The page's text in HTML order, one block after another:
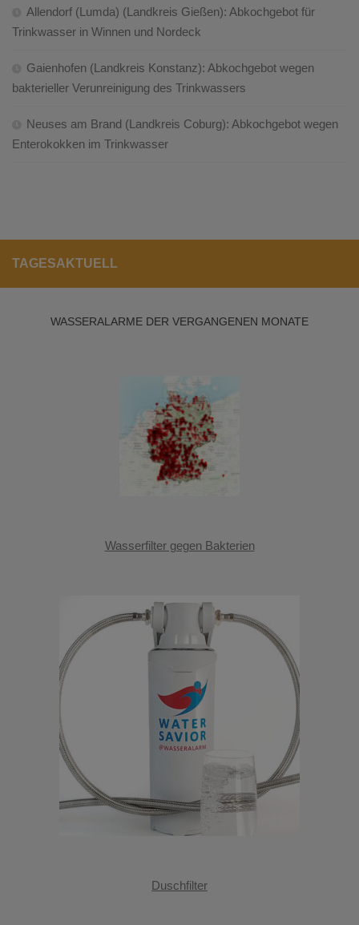
Allendorf (Lumda) (Landkreis Gießen): Abkochgebot für
Trinkwasser in Winnen und Nordeck
Gaienhofen (Landkreis Konstanz): Abkochgebot wegen
bakterieller Verunreinigung des Trinkwassers
Neuses am Brand (Landkreis Coburg): Abkochgebot wegen
Enterokokken im Trinkwasser
TAGESAKTUELL
WASSERALARME DER VERGANGENEN MONATE
Wasserfilter gegen Bakterien
Duschfilter